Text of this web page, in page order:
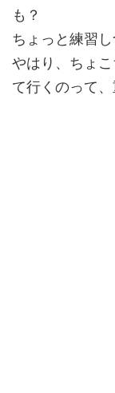
も？
ちょっと練習
やはり、ちょ
て行くのって、